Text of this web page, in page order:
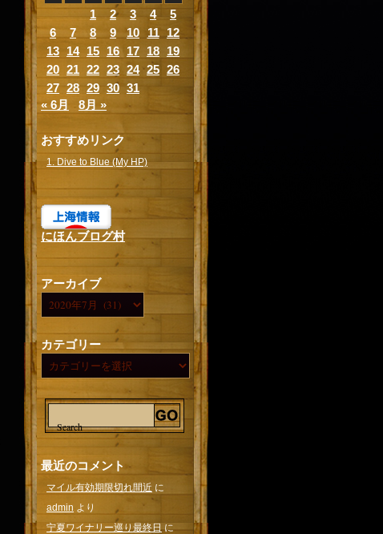
1
2 3 4
5
6
7 8 9 10 11
12
13 14 15 16 17 18 19
20 21 22 23 24 25 26
27 28 29 30 31
« 6月
8月 »
おすすめリンク
1. Dive to Blue (My HP)
にほんブログ村
アーカイブ
カテゴリー
最近のコメント
マイル有効期限切れ間近 に
admin より
宁夏ワイナリー巡り最終日に